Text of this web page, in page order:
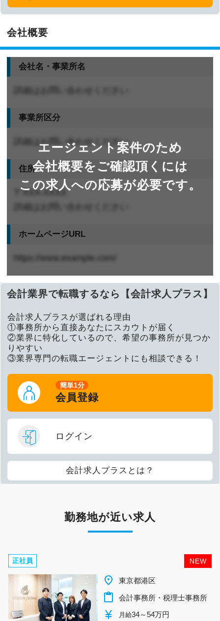
会社概要
エージェント案件のため
会社概要をご確認頂くには
この求人への応募が必要です。
会社名・事業所名
事業所区分
詳細はお問い合わせください
住所
〒XXX-XXXX
ホームページURL
https://www.example.com/
会計業界で転職するなら【会計求人プラス】
会計求人プラスが選ばれる理由
①事務所から直接あなたにスカウトが届く
②業界に特化しているので、希望の事務所が見つか
りやすい
③業界専門の転職エージェントにも相談できる！
簡単1分
会員登録
ログイン
会計求人プラスとは？
勤務地が近い求人
NEW
正社員
place 東京都港区
content_paste 会計事務所・税理士事務所
currency_yen 月給34～54万円